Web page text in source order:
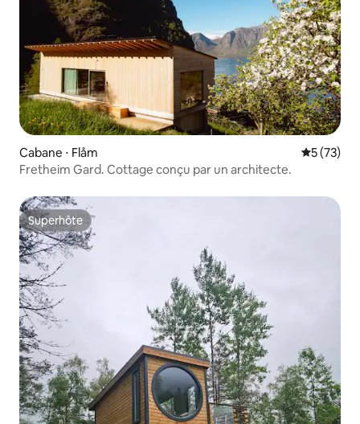
Cabane ⋅ Flåm
5 (73)
Fretheim Gard. Cottage conçu par un architecte.
Superhôte
Superhôte